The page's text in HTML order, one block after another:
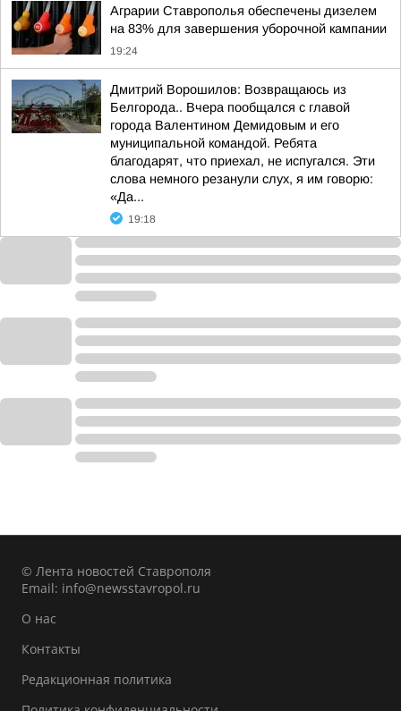
Аграрии Ставрополья обеспечены дизелем
на 83% для завершения уборочной кампании
19:24
Дмитрий Ворошилов: Возвращаюсь из
Белгорода.. Вчера пообщался с главой
города Валентином Демидовым и его
муниципальной командой. Ребята
благодарят, что приехал, не испугался. Эти
слова немного резанули слух, я им говорю:
«Да...
19:18
© Лента новостей Ставрополя
Email: info@newsstavropol.ru
О нас
Контакты
Редакционная политика